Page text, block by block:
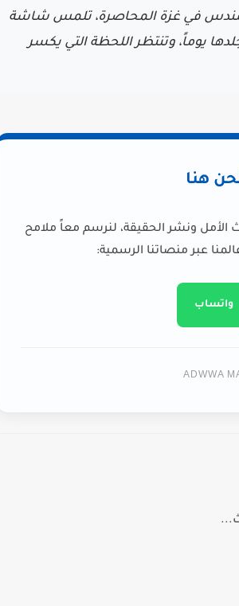
في غزة المحاصرة، تلمس شاشة
يوماً، وتنتظر اللحظة التي يكسر
هنا
الأمل ونشر الحقيقة، لنرسم معاً ملامح
عبر منصاتنا الرسمية:
واتساب
ADWWA